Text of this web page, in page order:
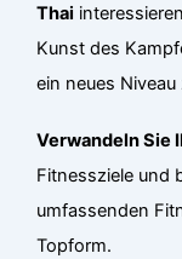
Thai
Kunst des
ein neues
Verwandeln Sie
Fitnessziele und
umfassenden
Topform.